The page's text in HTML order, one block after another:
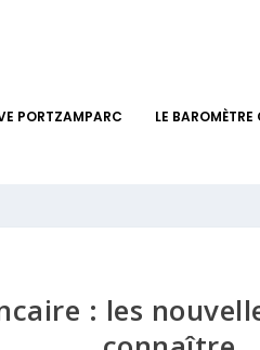
PORTZAMPARC LE
: les